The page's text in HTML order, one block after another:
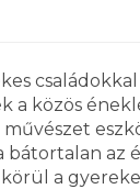
a közös
bátortalan az
a